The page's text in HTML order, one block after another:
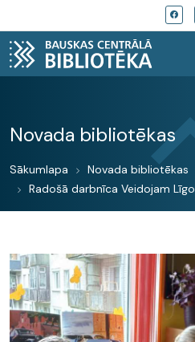
Novada bibliotēkas
Sākumlapa Novada bibliotēkas
Radošā darbnīca Veidojam